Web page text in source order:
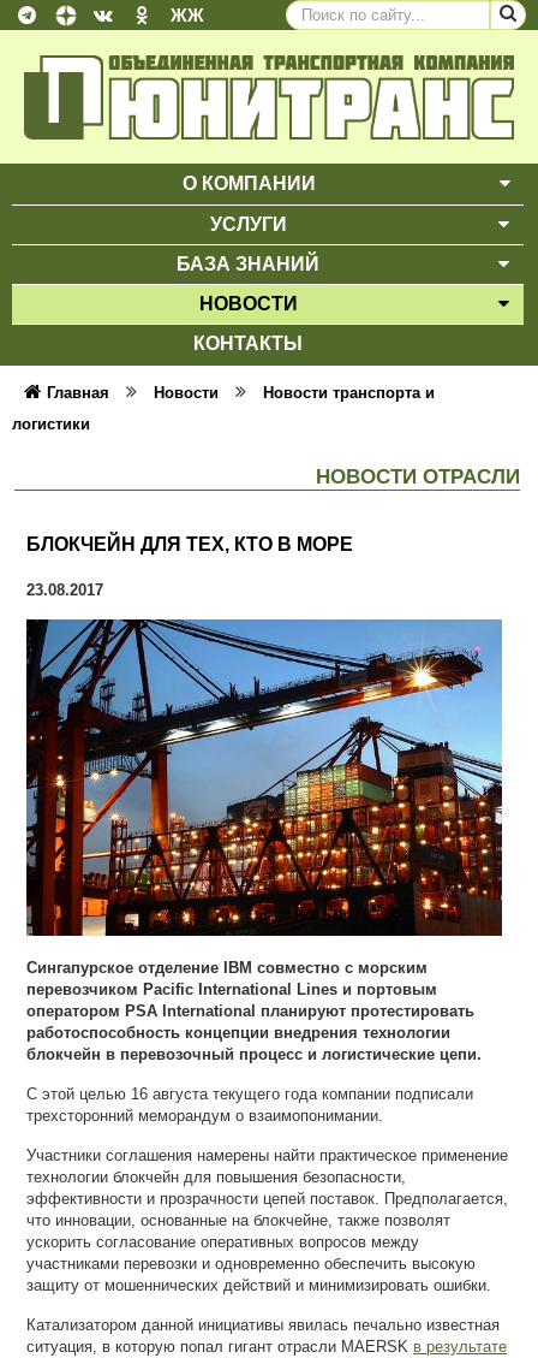
ЖЖ
О КОМПАНИИ
УСЛУГИ
БАЗА ЗНАНИЙ
НОВОСТИ
КОНТАКТЫ
Главная Новости
Новости транспорта и
логистики
НОВОСТИ ОТРАСЛИ
БЛОКЧЕЙН ДЛЯ ТЕХ, КТО В МОРЕ
23.08.2017
Сингапурское отделение IBM совместно с морским
перевозчиком Pacific International Lines и портовым
оператором PSA International планируют протестировать
работоспособность концепции внедрения технологии
блокчейн в перевозочный процесс и логистические цепи.
С этой целью 16 августа текущего года компании подписали
трехсторонний меморандум о взаимопонимании.
Участники соглашения намерены найти практическое применение
технологии блокчейн для повышения безопасности,
эффективности и прозрачности цепей поставок. Предполагается,
что инновации, основанные на блокчейне, также позволят
ускорить согласование оперативных вопросов между
участниками перевозки и одновременно обеспечить высокую
защиту от мошеннических действий и минимизировать ошибки.
Катализатором данной инициативы явилась печально известная
ситуация, в которую попал гигант отрасли MAERSK в результате